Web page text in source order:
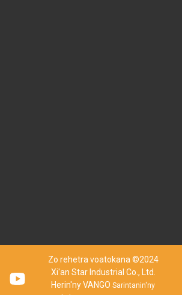
Zo rehetra voatokana ©2024
Xi'an Star Industrial Co., Ltd.
Herin'ny VANGOSarintanin'ny